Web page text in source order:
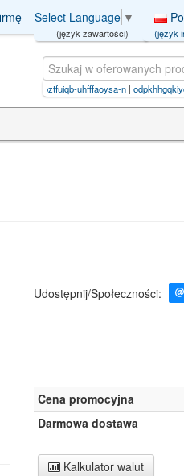
Select Language ▼
(język zawartości) (język
mfgryvbztfuiqb-uhfffaoysa-n|odpkhhgqkiyctj-
Udostępnij/Społeczności:
Cena promocyjna
Darmowa dostawa
Kalkulator walut